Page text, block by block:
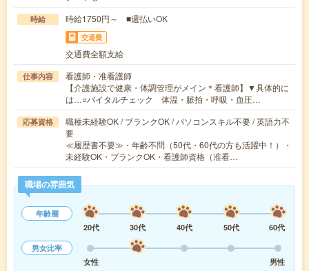
時給 時給1750円～ ■週払いOK
交通費
交通費全額支給
仕事内容
看護師・准看護師
【介護施設で健康・体調管理がメイン＊看護師】▼具体的に
は…○バイタルチェック 体温・脈拍・呼吸・血圧…
応募資格
職種未経験OK / ブランクOK / パソコンスキル不要 / 英語力不
要
≪履歴書不要≫・年齢不問（50代・60代の方も活躍中！）・
未経験OK・ブランクOK・看護師資格（准看…
職場の雰囲気
年齢層
20代
30代 40代 50代
60代
男女比率
女性
男性